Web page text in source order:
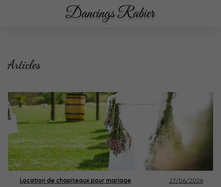
Articles
Location de chapiteaux pour mariage 27/06/2026